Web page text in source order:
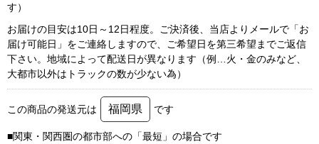
す）
お届けの目安は10日～12日程度。ご決済後、当店よりメールで「お
届け可能日」をご連絡しますので、ご希望日を第三希望までご返信
下さい。地域によって配送日が異なります（例…火・金のみなど、
大都市以外はトラックの数が少ない為）
この商品の発送元は 福岡県 です
■関東・関西圏の都市部への「最短」の場合です